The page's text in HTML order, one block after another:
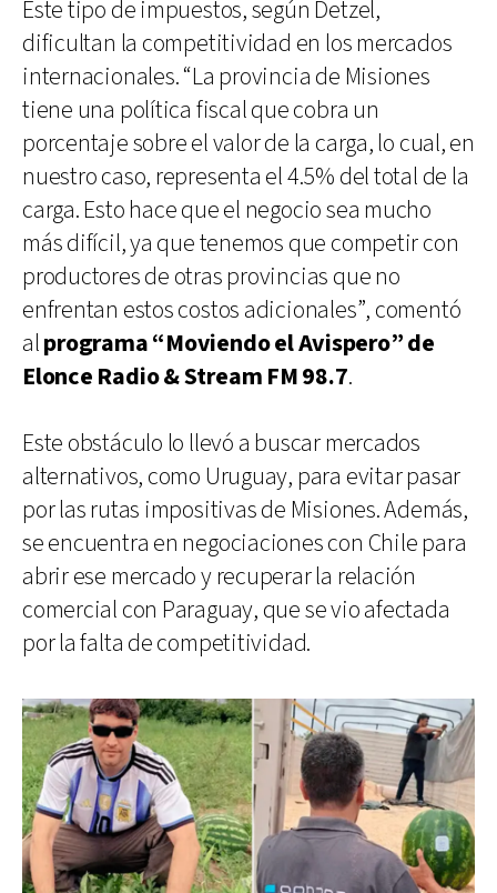
Este tipo de impuestos, según Detzel,
dificultan la competitividad en los mercados
internacionales. “La provincia de Misiones
tiene una política fiscal que cobra un
porcentaje sobre el valor de la carga, lo cual, en
nuestro caso, representa el 4.5% del total de la
carga. Esto hace que el negocio sea mucho
más difícil, ya que tenemos que competir con
productores de otras provincias que no
enfrentan estos costos adicionales”, comentó
alprograma “Moviendo el Avispero” de
Elonce Radio & Stream FM 98.7.
Este obstáculo lo llevó a buscar mercados
alternativos, como Uruguay, para evitar pasar
por las rutas impositivas de Misiones. Además,
se encuentra en negociaciones con Chile para
abrir ese mercado y recuperar la relación
comercial con Paraguay, que se vio afectada
por la falta de competitividad.